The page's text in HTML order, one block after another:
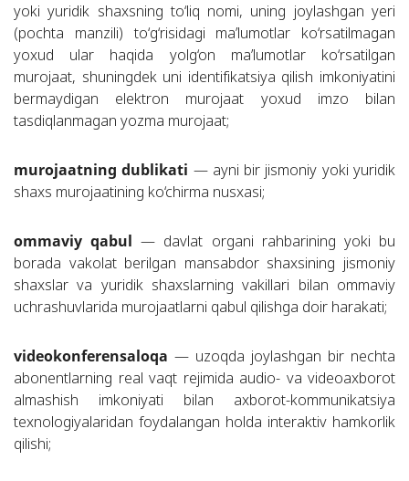
yoki yuridik shaxsning to‘liq nomi, uning joylashgan yeri
(pochta manzili) to‘g‘risidagi ma’lumotlar ko‘rsatilmagan
yoxud ular haqida yolg‘on ma’lumotlar ko‘rsatilgan
murojaat, shuningdek uni identifikatsiya qilish imkoniyatini
bermaydigan elektron murojaat yoxud imzo bilan
tasdiqlanmagan yozma murojaat;
murojaatning dublikati — ayni bir jismoniy yoki yuridik
shaxs murojaatining ko‘chirma nusxasi;
ommaviy qabul — davlat organi rahbarining yoki bu
borada vakolat berilgan mansabdor shaxsining jismoniy
shaxslar va yuridik shaxslarning vakillari bilan ommaviy
uchrashuvlarida murojaatlarni qabul qilishga doir harakati;
videokonferensaloqa — uzoqda joylashgan bir nechta
abonentlarning real vaqt rejimida audio- va videoaxborot
almashish imkoniyati bilan axborot-kommunikatsiya
texnologiyalaridan foydalangan holda interaktiv hamkorlik
qilishi;